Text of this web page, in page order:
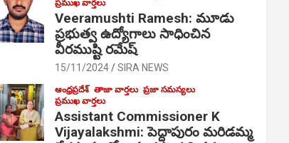
ప్రముఖ వార్తలు
Veeramushti Ramesh: మూడు
ప్రభుత్వ ఉద్యోగాలు సాధించిన
వీరముష్టి రమేష్
15/11/2024 SIRA NEWS
ఆంధ్రప్రదేశ్ తాజా వార్తలు ప్రజా సమస్యలు
ప్రముఖ వార్తలు
Assistant Commissioner K
Vijayalakshmi: పెద్దాపురం మరిడమ్మ